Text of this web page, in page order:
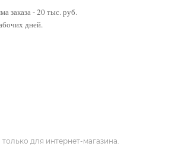
заказа - 20 тыс. руб.
дней.
для интернет-магазина.